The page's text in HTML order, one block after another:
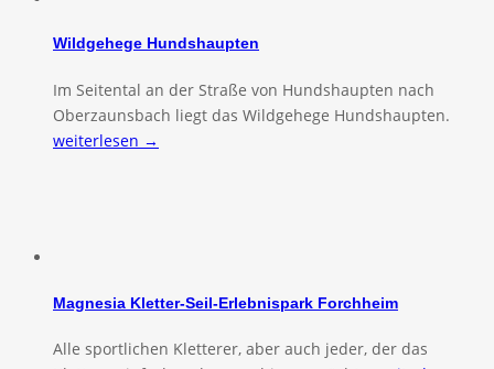
Wildgehege Hundshaupten
Im Seitental an der Straße von Hundshaupten nach
Oberzaunsbach liegt das Wildgehege Hundshaupten.
weiterlesen →
Magnesia Kletter-Seil-Erlebnispark Forchheim
Alle sportlichen Kletterer, aber auch jeder, der das